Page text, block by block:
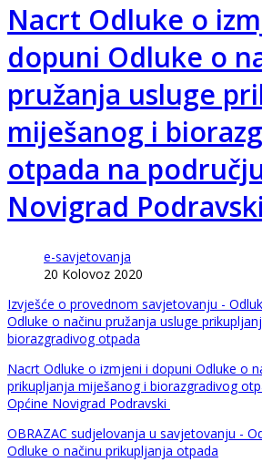
Nacrt Odluke o
dopuni Odluke o
pružanja usluge
miješanog i
otpada na
Novigrad
e-savjetovanja
20 Kolovoz 2020
Izvješće o provednom savjetovanju -
Odluke o načinu pružanja usluge
biorazgradivog otpada
Nacrt Odluke o izmjeni i dopuni Odluke o
prikupljanja miješanog i biorazgradivog
Općine Novigrad Podravski
OBRAZAC sudjelovanja u savjetovanju -
Odluke o načinu prikupljanja otpada